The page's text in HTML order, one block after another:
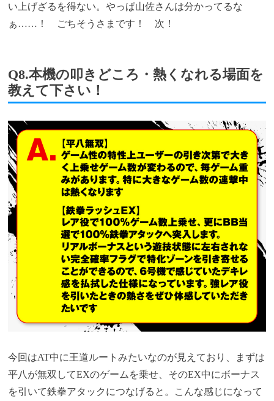
い上げざるを得ない。やっぱ山佐さんは分かってるな
ぁ……！ ごちそうさまです！ 次！
Q8.本機の叩きどころ・熱くなれる場面を
教えて下さい！
今回はAT中に王道ルートみたいなのが見えており、まずは
平八が無双してEXのゲームを乗せ、そのEX中にボーナス
を引いて鉄拳アタックにつなげると。こんな感じになって